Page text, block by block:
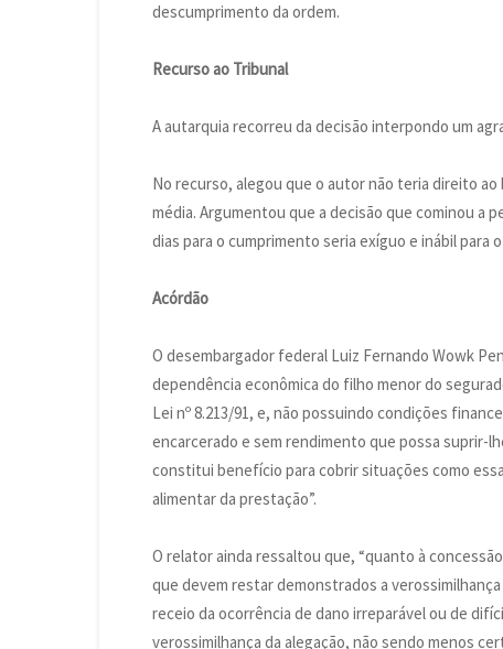
descumprimento da ordem.
Recurso ao Tribunal
A autarquia recorreu da decisão interpondo um
No recurso, alegou que o autor não teria direito
média. Argumentou que a decisão que cominou a
dias para o cumprimento seria exíguo e inábil para
Acórdão
O desembargador federal Luiz Fernando Wowk
dependência econômica do filho menor do
Lei nº 8.213/91, e, não possuindo condições
encarcerado e sem rendimento que possa suprir-
constitui benefício para cobrir situações como
alimentar da prestação”.
O relator ainda ressaltou que, “quanto à
que devem restar demonstrados a
receio da ocorrência de dano irreparável ou de
verossimilhança da alegação, não sendo menos